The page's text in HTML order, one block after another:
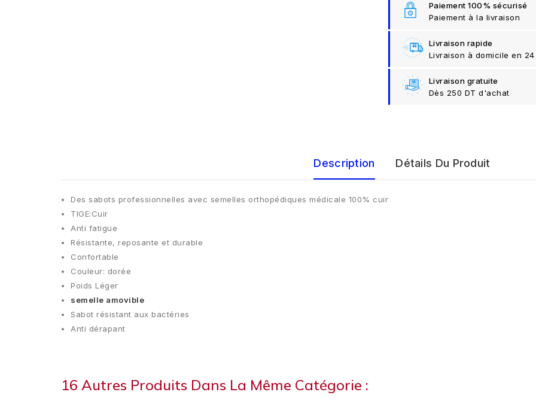
Paiement 100% sécurisé
Paiement à la livraison
Livraison rapide
Livraison à domicile en 24
Livraison gratuite
Dès 250 DT d'achat
Description Détails Du Produit
Des sabots professionnelles avec semelles orthopédiques médicale 100% cuir
TIGE:Cuir
Anti fatigue
Résistante, reposante et durable
Confortable
Couleur: dorée
Poids Léger
semelle amovible
Sabot résistant aux bactéries
Anti dérapant
16 Autres Produits Dans La Même Catégorie :